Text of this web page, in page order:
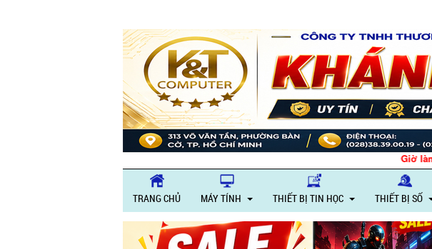
Giờ làm việc: Thứ 2
TRANG CHỦ MÁY TÍNH THIẾT BỊ TIN HỌC THIẾT BỊ SỐ